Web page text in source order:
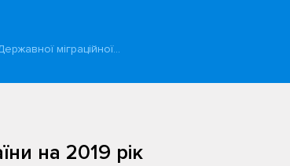
міграційної…
на 2019 рік